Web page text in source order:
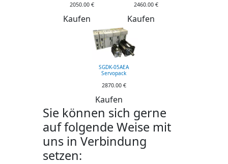
2050.00 €
Kaufen
2460.00 €
Kaufen
SGDK-05AEA
Servopack
2870.00 €
Kaufen
Sie können sich gerne
auf folgende Weise mit
uns in Verbindung
setzen: